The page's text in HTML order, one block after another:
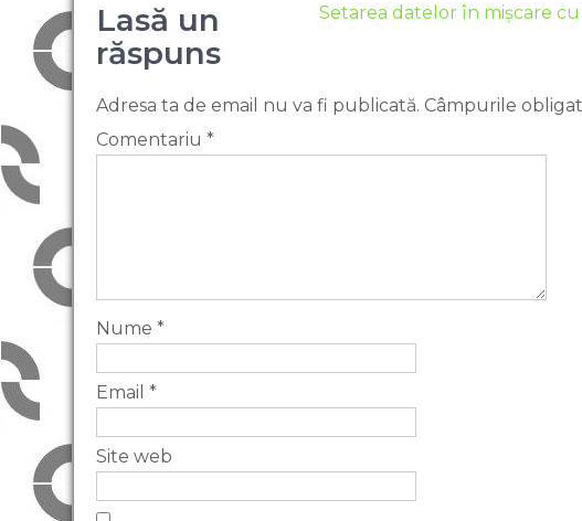
Setarea datelor în mișcare
Lasă un
răspuns
Adresa ta de email nu va fi publicată. Câmpurile
Comentariu *
Nume *
Email *
Site web